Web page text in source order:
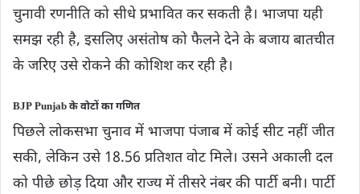
चुनावी रणनीति को सीधे प्रभावित कर सकती है। भाजपा यही
समझ रही है, इसलिए असंतोष को फैलने देने के बजाय बातचीत
के जरिए उसे रोकने की कोशिश कर रही है।
BJP Punjab के वोटों का गणित
पिछले लोकसभा चुनाव में भाजपा पंजाब में कोई सीट नहीं जीत
सकी, लेकिन उसे 18.56 प्रतिशत वोट मिले। उसने अकाली दल
को पीछे छोड़ दिया और राज्य में तीसरे नंबर की पार्टी बनी। पार्टी